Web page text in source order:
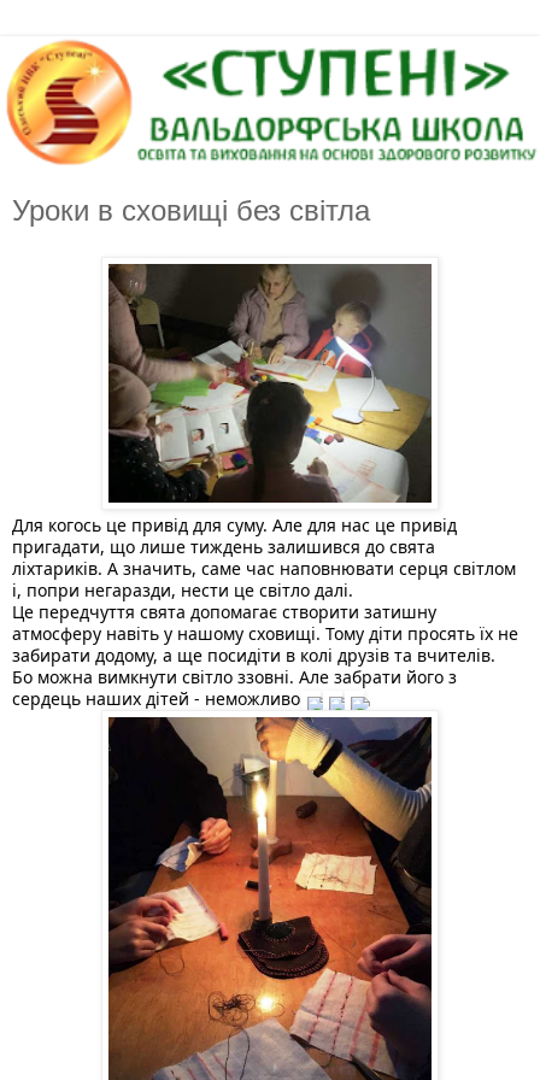
Уроки в сховищі без світла
Для когось це привід для суму. Але для нас це привід
пригадати, що лише тиждень залишився до свята
ліхтариків. А значить, саме час наповнювати серця світлом
і, попри негаразди, нести це світло далі.
Це передчуття свята допомагає створити затишну
атмосферу навіть у нашому сховищі. Тому діти просять їх не
забирати додому, а ще посидіти в колі друзів та вчителів.
Бо можна вимкнути світло ззовні. Але забрати його з
сердець наших дітей - неможливо